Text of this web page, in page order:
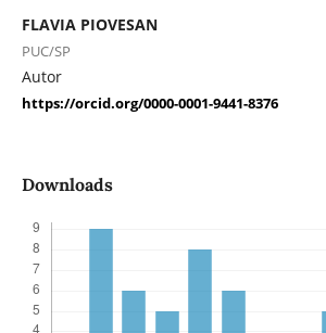
FLAVIA PIOVESAN
PUC/SP
Autor
https://orcid.org/0000-0001-9441-8376
Downloads